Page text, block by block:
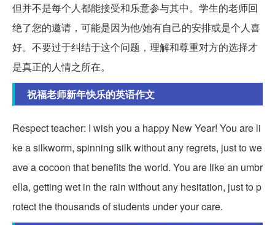
但并不是每个人都能接受和乐意参与其中。学生的老师回
绝了您的邀请，可能是因为他/她有自己的安排或是个人喜
好。不要过于纠结于这个问题，理解和尊重对方的选择才
是真正的人情之所在。
祝福老师新年快乐的英语作文
Respect teacher: I wish you a happy New Year! You are li
ke a silkworm, spinning silk without any regrets, just to we
ave a cocoon that benefits the world. You are like an umbr
ella, getting wet in the rain without any hesitation, just to p
rotect the thousands of students under your care.